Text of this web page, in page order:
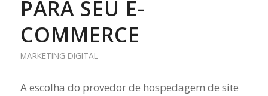
PARA SEU E-
COMMERCE
MARKETING DIGITAL
A escolha do provedor de hospedagem de site